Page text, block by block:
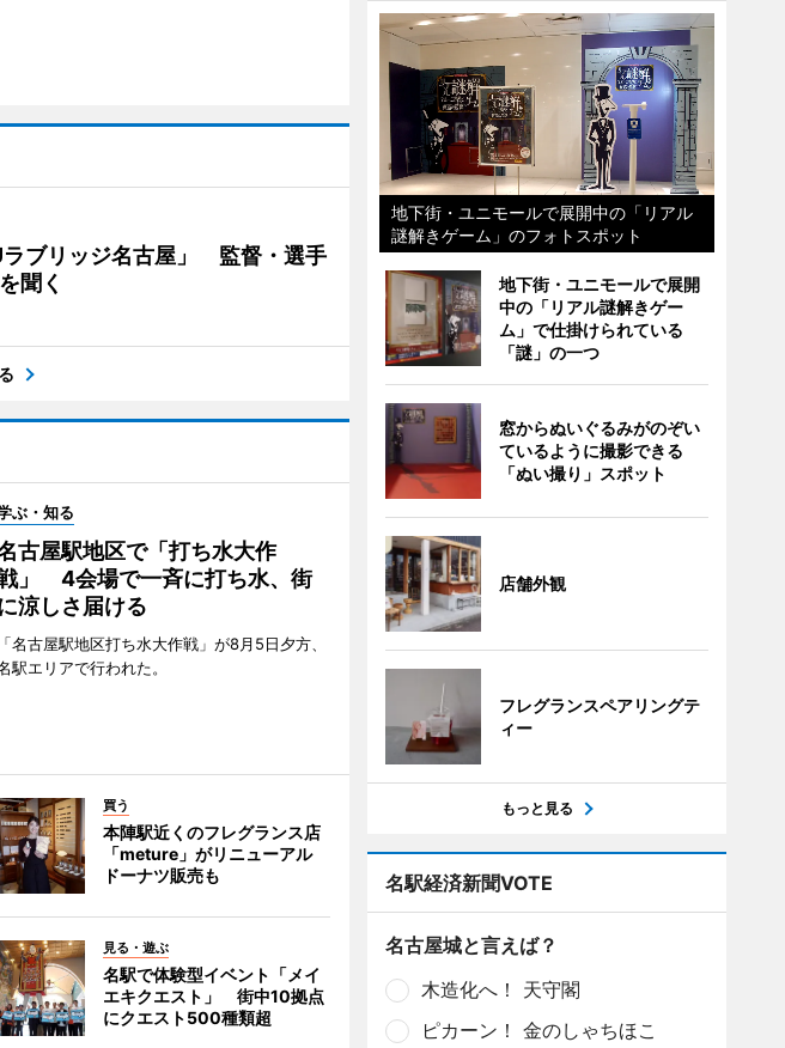
ラブリッジ名古屋」 監督・選手
聞く
ぶ・知る
古屋駅地区で「打ち水大作
」 4会場で一斉に打ち水、街
涼しさ届ける
「名古屋駅地区打ち水大作戦」が8月5日夕方、
駅エリアで行われた。
買う
本陣駅近くのフレグランス店
「meture」がリニューアル
ドーナツ販売も
見る・遊ぶ
名駅で体験型イベント「メイ
エキクエスト」 街中10拠点
にクエスト500種類超
地下街・ユニモールで展開中の「リアル
謎解きゲーム」のフォトスポット
地下街・ユニモールで展開
中の「リアル謎解きゲー
ム」で仕掛けられている
「謎」の一つ
窓からぬいぐるみがのぞい
ているように撮影できる
「ぬい撮り」スポット
店舗外観
フレグランスペアリングテ
ィー
もっと見る
名駅経済新聞VOTE
名古屋城と言えば？
木造化へ！ 天守閣
ピカーン！ 金のしゃちほこ